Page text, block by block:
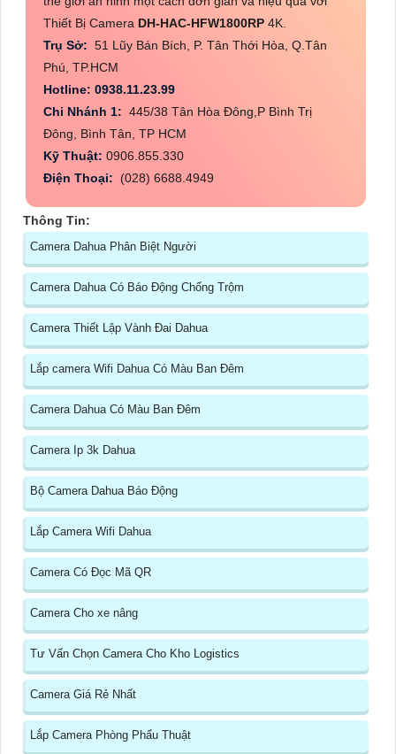
Thiết Bị Camera DH-HAC-HFW1800RP 4K.
Trụ Sở: 51 Lũy Bán Bích, P. Tân Thới Hòa, Q.Tân
Phú, TP.HCM
Hotline: 0938.11.23.99
Chi Nhánh 1: 445/38 Tân Hòa Đông,P Bình Trị
Đông, Bình Tân, TP HCM
Kỹ Thuật: 0906.855.330
Điện Thoại: (028) 6688.4949
Thông Tin:
Camera Dahua Phân Biệt Người
Camera Dahua Có Báo Động Chống Trộm
Camera Thiết Lập Vành Đai Dahua
Lắp camera Wifi Dahua Có Màu Ban Đêm
Camera Dahua Có Màu Ban Đêm
Camera Ip 3k Dahua
Bộ Camera Dahua Báo Động
Lắp Camera Wifi Dahua
Camera Có Đọc Mã QR
Camera Cho xe nâng
Tư Vấn Chọn Camera Cho Kho Logistics
Camera Giá Rẻ Nhất
Lắp Camera Phòng Phẩu Thuật